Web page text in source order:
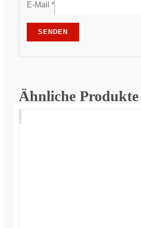
E-Mail *
Ähnliche Produkte